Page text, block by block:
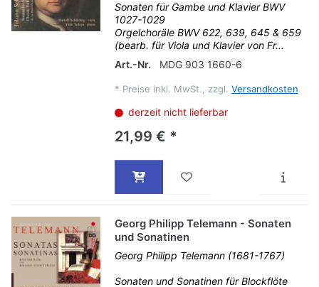
Sonaten für Gambe und Klavier BWV
1027-1029
Orgelchoräle BWV 622, 639, 645 & 659
(bearb. für Viola und Klavier von Fr...
Art.-Nr.
MDG 903 1660-6
* Preise inkl. MwSt., zzgl. Versandkosten
derzeit nicht lieferbar
21,99 € *
Georg Philipp Telemann - Sonaten
und Sonatinen
Georg Philipp Telemann (1681-1767)
Sonaten und Sonatinen für Blockflöte